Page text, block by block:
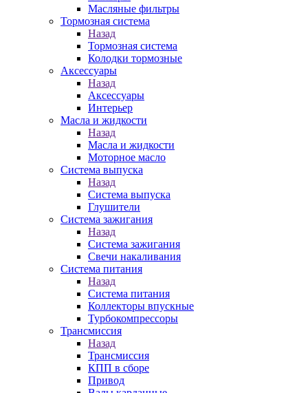
Масляные фильтры
Тормозная система
Назад
Тормозная система
Колодки тормозные
Аксессуары
Назад
Аксессуары
Интерьер
Масла и жидкости
Назад
Масла и жидкости
Моторное масло
Система выпуска
Назад
Система выпуска
Глушители
Система зажигания
Назад
Система зажигания
Свечи накаливания
Система питания
Назад
Система питания
Коллекторы впускные
Турбокомпрессоры
Трансмиссия
Назад
Трансмиссия
КПП в сборе
Привод